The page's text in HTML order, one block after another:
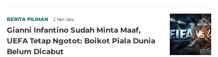
BERITA PILIHAN 2 hari lalu
Gianni Infantino Sudah Minta Maaf,
UEFA Tetap Ngotot: Boikot Piala Dunia
Belum Dicabut